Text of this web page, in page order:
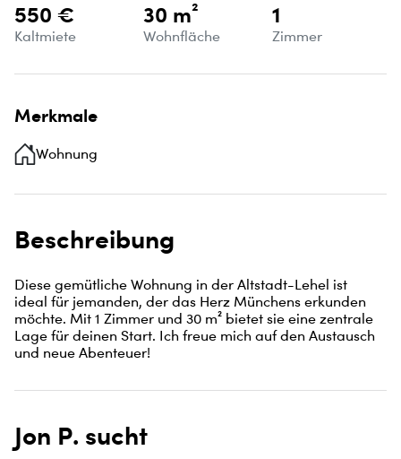
550 €
Kaltmiete
30 m²
Wohnfläche
1
Zimmer
Merkmale
Wohnung
Beschreibung
Diese gemütliche Wohnung in der Altstadt-Lehel ist
ideal für jemanden, der das Herz Münchens erkunden
möchte. Mit 1 Zimmer und 30 m² bietet sie eine zentrale
Lage für deinen Start. Ich freue mich auf den Austausch
und neue Abenteuer!
Jon P. sucht